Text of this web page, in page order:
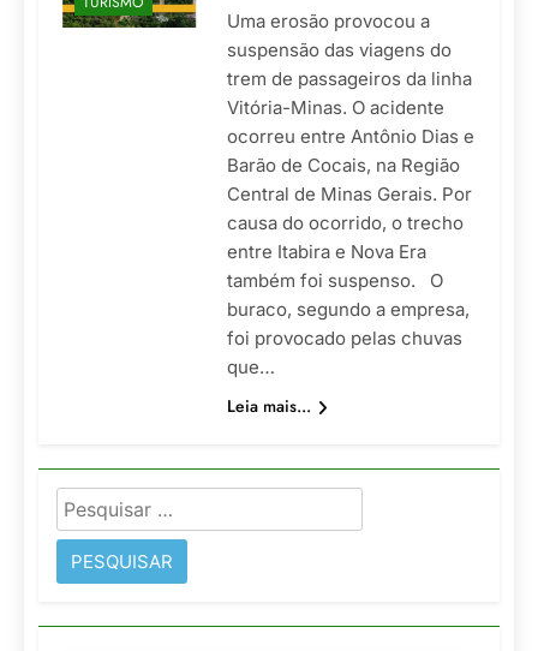
Uma erosão provocou a
suspensão das viagens do
trem de passageiros da linha
Vitória-Minas. O acidente
ocorreu entre Antônio Dias e
Barão de Cocais, na Região
Central de Minas Gerais. Por
causa do ocorrido, o trecho
entre Itabira e Nova Era
também foi suspenso. O
buraco, segundo a empresa,
foi provocado pelas chuvas
que…
Leia mais...
Pesquisar
por: